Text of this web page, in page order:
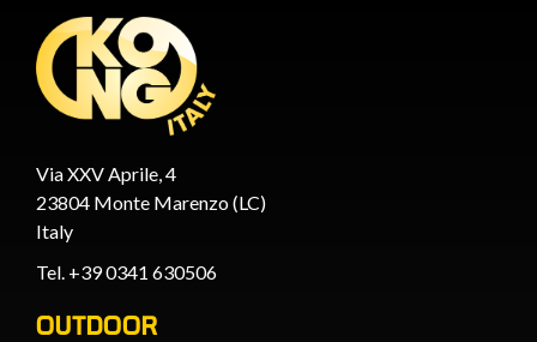
Via XXV Aprile, 4
23804 Monte Marenzo (LC)
Italy
Tel. +39 0341 630506
OUTDOOR